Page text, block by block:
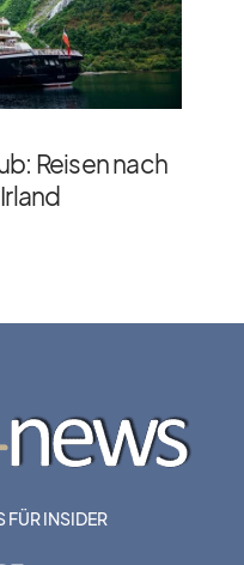
Reisen nach
FÜR INSIDER